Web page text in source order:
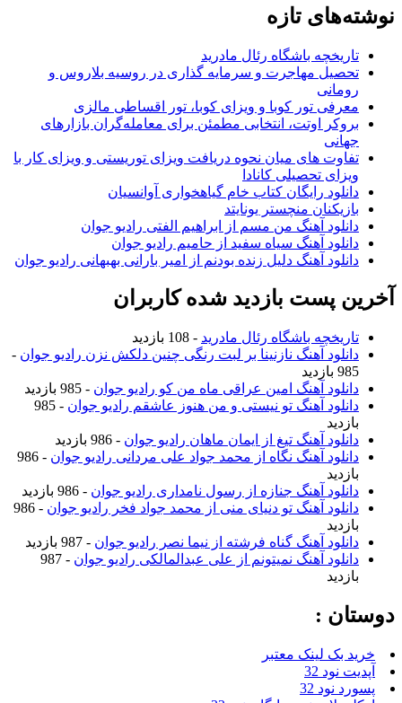
نوشته‌های تازه
تاریخچه باشگاه رئال مادرید
تحصیل مهاجرت و سرمایه گذاری در روسیه بلاروس و
رومانی
معرفی تور کوبا و ویزای کوبا، تور اقساطی مالزی
بروکر اوتت، انتخابی مطمئن برای معامله‌گران بازارهای
جهانی
تفاوت های میان نحوه دریافت ویزای توریستی و ویزای کار با
ویزای تحصیلی کانادا
دانلود رایگان کتاب خام گیاهخواری آوانسیان
بازیکنان منچستر یونایتد
دانلود آهنگ من مسم از ابراهیم الفتی رادیو جوان
دانلود آهنگ سیاه سفید از حامیم رادیو جوان
دانلود آهنگ دلیل زنده بودنم از امیر بارانی بهبهانی رادیو جوان
آخرین پست بازدید شده کاربران
تاریخچه باشگاه رئال مادرید - 108 بازدید
دانلود آهنگ نازنینا بر لبت رنگی چنین دلکش نزن رادیو جوان -
985 بازدید
دانلود آهنگ امین عراقی ماه من کو رادیو جوان - 985 بازدید
دانلود آهنگ تو نیستی و من هنوز عاشقم رادیو جوان
- 985
بازدید
دانلود آهنگ تیغ از ایمان ماهان رادیو جوان - 986 بازدید
دانلود آهنگ نگاه از محمد جواد علی مردانی رادیو جوان
- 986
بازدید
دانلود آهنگ جنازه از رسول نامداری رادیو جوان - 986 بازدید
دانلود آهنگ تو دنیای منی از محمد جواد فخر رادیو جوان
- 986
بازدید
دانلود آهنگ گناه فرشته از نیما نصر رادیو جوان - 987 بازدید
دانلود آهنگ نمیتونم از علی عبدالمالکی رادیو جوان
- 987
بازدید
دوستان :
خرید بک لینک معتبر
آپدیت نود 32
پسورد نود 32